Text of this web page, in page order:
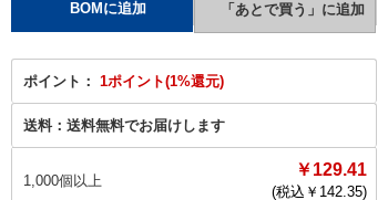
ポイント： 1ポイント(1%還元)
送料： 送料無料でお届けします
1,000個以上
￥129.41
(税込￥ 142.35)